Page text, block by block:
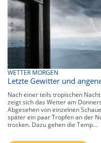
WETTER MORGEN
Letzte Gewitter und
Nach einer teils tropischen
zeigt sich das Wetter am
Abgesehen von einzelnen
später ein paar Tropfen an der
trocken. Dazu gehen die Temp...